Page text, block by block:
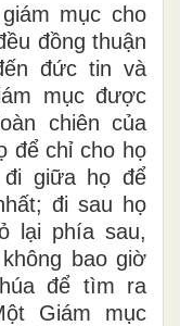
mục cho
đồng thuận
đức tin và
mục được
chiên của
để chỉ cho họ
giữa họ để
đi sau họ
lại phía sau,
bao giờ
để tìm ra
Giám mục